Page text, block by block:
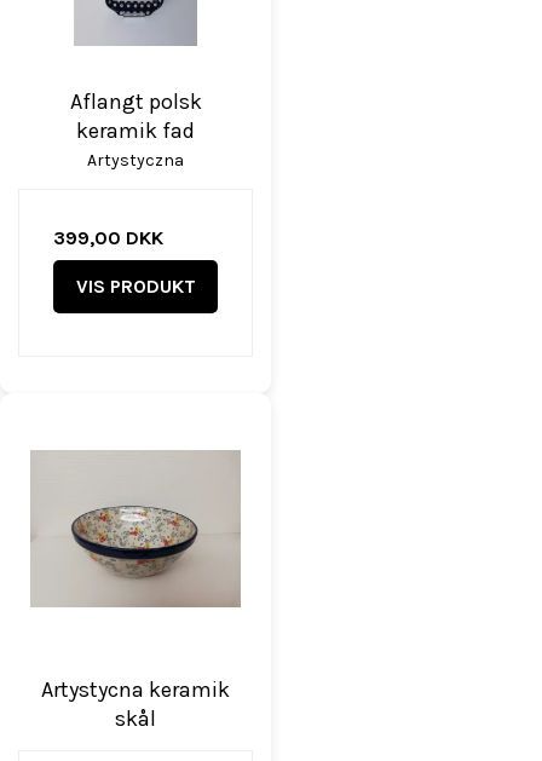
Aflangt polsk
keramik fad
Artystyczna
399,00 DKK
VIS PRODUKT
Artystycna keramik
skål